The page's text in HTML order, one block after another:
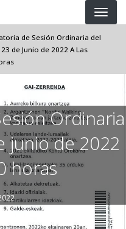
principal
de Sesión Ordinaria del
de Junio de 2022 A Las
Ordinaria
junio de 2022
horas